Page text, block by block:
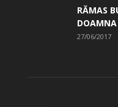
RĂMAS
27/06/2017